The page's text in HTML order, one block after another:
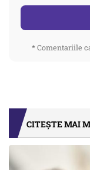
* Comentariile
CITEȘTE MAI